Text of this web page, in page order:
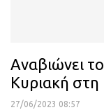
Αναβιώνει
Κυριακή
27/06/2023 08:57